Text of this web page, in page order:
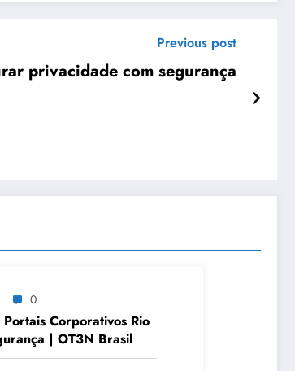
Previous post
privacidade com segurança
0
Corporativos Rio
| OT3N Brasil